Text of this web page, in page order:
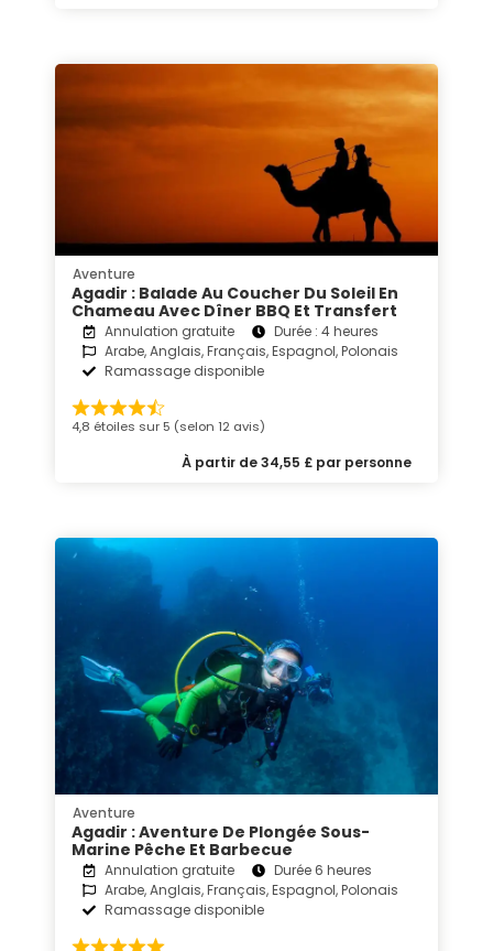
Aventure
Agadir : Balade Au Coucher Du Soleil En
Chameau Avec Dîner BBQ Et Transfert
Annulation gratuite
Durée : 4 heures
Arabe, Anglais, Français, Espagnol, Polonais
Ramassage disponible
4,8 étoiles sur 5 (selon 12 avis)
À partir de 34,55 £ par personne
Aventure
Agadir : Aventure De Plongée Sous-
Marine Pêche Et Barbecue
Annulation gratuite
Durée 6 heures
Arabe, Anglais, Français, Espagnol, Polonais
Ramassage disponible